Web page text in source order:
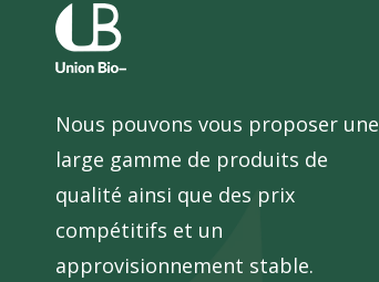
Nous pouvons vous proposer une
large gamme de produits de
qualité ainsi que des prix
compétitifs et un
approvisionnement stable.